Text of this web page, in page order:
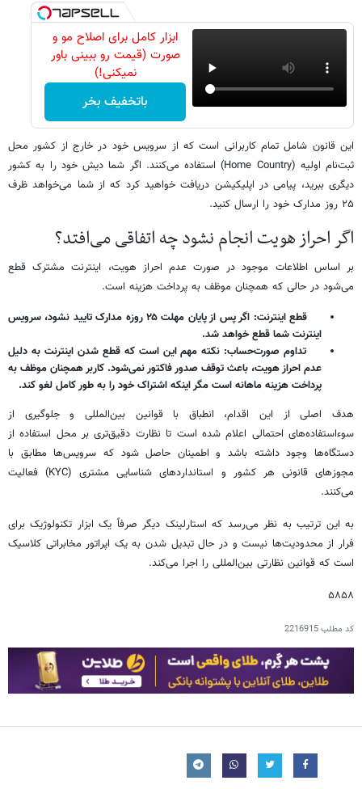
ابزار کامل برای اصلاح مو و
صورت (قیمت رو ببینی باور
نمیکنی!)
باتخفیف بخر
این قانون شامل تمام کاربرانی است که از سرویس خود در خارج از کشور محل
ثبت‌نام اولیه (Home Country) استفاده می‌کنند. اگر شما دیش خود را به کشور
دیگری ببرید، پیامی در اپلیکیشن دریافت خواهید کرد که از شما می‌خواهد ظرف
۲۵ روز مدارک خود را ارسال کنید.
اگر احراز هویت انجام نشود چه اتفاقی می‌افتد؟
بر اساس اطلاعات موجود در صورت عدم احراز هویت، اینترنت مشترک قطع
می‌شود در حالی که همچنان موظف به پرداخت هزینه است.
قطع اینترنت: اگر پس از پایان مهلت ۲۵ روزه مدارک تایید نشود، سرویس
اینترنت شما قطع خواهد شد.
تداوم صورت‌حساب: نکته مهم این است که قطع شدن اینترنت به دلیل
عدم احراز هویت، باعث توقف صدور فاکتور نمی‌شود. کاربر همچنان موظف به
پرداخت هزینه ماهانه است مگر اینکه اشتراک خود را به طور کامل لغو کند.
هدف اصلی از این اقدام، انطباق با قوانین بین‌المللی و جلوگیری از
سوءاستفاده‌های احتمالی اعلام شده است تا نظارت دقیق‌تری بر محل استفاده از
دستگاه‌ها وجود داشته باشد و اطمینان حاصل شود که سرویس‌ها مطابق با
مجوزهای قانونی هر کشور و استانداردهای شناسایی مشتری (KYC) فعالیت
می‌کنند.
به این ترتیب به نظر می‌رسد که استارلینک دیگر صرفاً یک ابزار تکنولوژیک برای
فرار از محدودیت‌ها نیست و در حال تبدیل شدن به یک اپراتور مخابراتی کلاسیک
است که قوانین نظارتی بین‌المللی را اجرا می‌کند.
۵۸۵۸
کد مطلب2216915